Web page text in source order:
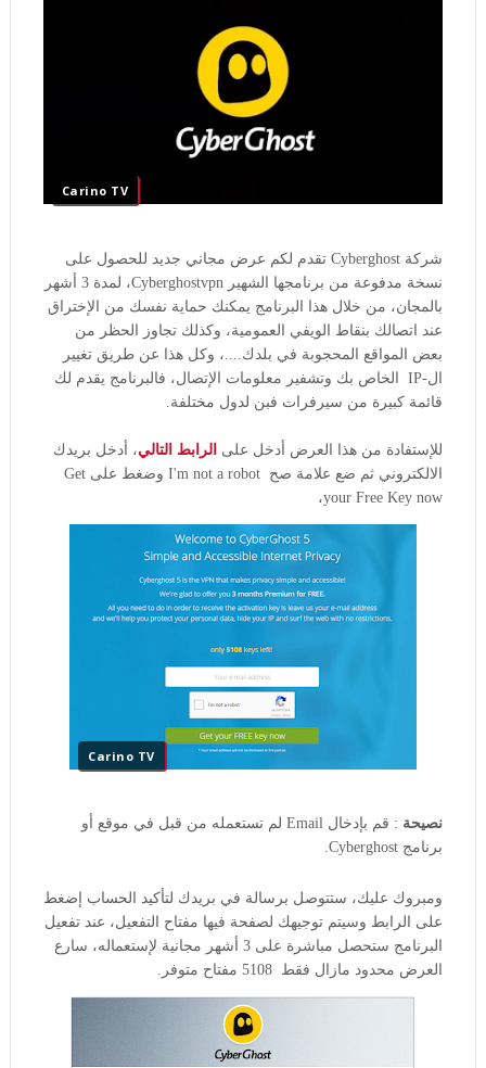
Carino TV
شركة Cyberghost تقدم لكم عرض مجاني جديد للحصول على
نسخة مدفوعة من برنامجها الشهير Cyberghostvpn، لمدة 3 أشهر
بالمجان، من خلال هذا البرنامج يمكنك حماية نفسك من الإختراق
عند اتصالك بنقاط
الويفي العمومية، وكذلك تجاوز الحظر من
بعض المواقع المحجوبة في بلدك....، وكل هذا عن طريق تغيير
ال-IP الخاص بك وتشفير معلومات الإتصال، فالبرنامج يقدم لك
قائمة كبيرة من سيرفرات فبن لدول مختلفة.
للإستفادة من هذا العرض أدخل على الرابط التالي، أدخل بريدك
الالكتروني ثم ضع علامة صح I'm not a robot وضغط على Get
your Free Key now،
Carino TV
نصيحة
: قم بإدخال Email لم تستعمله من قبل في موقع أو
برنامج Cyberghost.
ومبروك عليك، ستتوصل برسالة في بريدك لتأكيد الحساب إضغط
على الرابط وسيتم توجيهك لصفحة فيها مفتاح التفعيل، عند تفعيل
البرنامج ستحصل مباشرة على 3 أشهر مجانية
لإستعماله، سارع
العرض محدود مازال فقط 5108 مفتاح متوفر.